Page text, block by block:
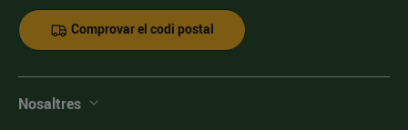
Comprovar el codi postal
Nosaltres